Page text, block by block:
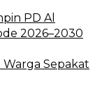
PD Al
2026–2030
Warga Sepakat